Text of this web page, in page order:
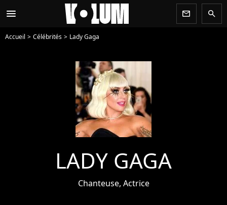
menu newsletter search
Accueil Célébrités Lady Gaga
LADY GAGA
Chanteuse, Actrice